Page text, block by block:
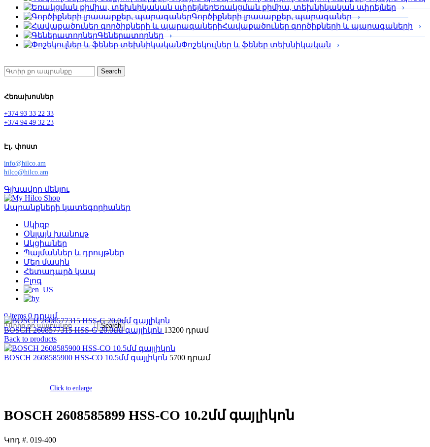
Եռակցման քիմիա, տեխնիկական սփրեյներ
Գործիքների լրասարքեր, պարագաներ
Հավաքածուներ գործիքների և պարագաների
Գեներատորներ
Փոշեկուլներ և ֆեներ տեխնիկական
Search
Հեռախոսներ
+374 93 33 22 33
+374 94 49 32 23
Էլ․ փոստ
info@hilco.am
hilco@hilco.am
Գլխավոր մենյու
Ապրանքների կատեգորիաներ
Սկիզբ
Օնլայն խանութ
Ակցիաներ
Պայմաններ և դրույթներ
Մեր մասին
Հետադարձ կապ
Բլոգ
0items 0
Search
BOSCH 2608577315 HSS-G 20.0մմ գայլիկոն 13200
Back to products
BOSCH 2608585900 HSS-CO 10.5մմ գայլիկոն 5700
Click to enlarge
BOSCH 2608585899 HSS-CO 10.2մմ գայլիկոն
Կոդ #. 019-400